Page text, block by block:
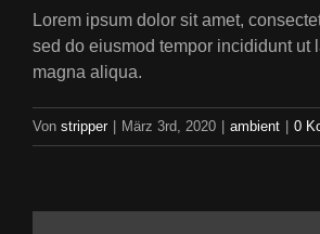
Lorem ipsum dolor sit amet,
sed do eiusmod tempor incididunt ut
magna aliqua.
Von stripper März 3rd, 2020 ambient 0